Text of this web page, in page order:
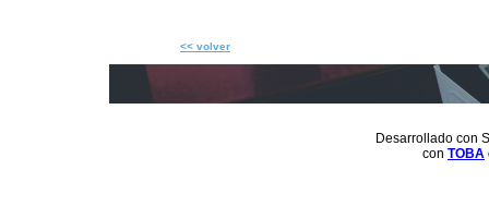
<< volver
Desarrollado con
con TOBA